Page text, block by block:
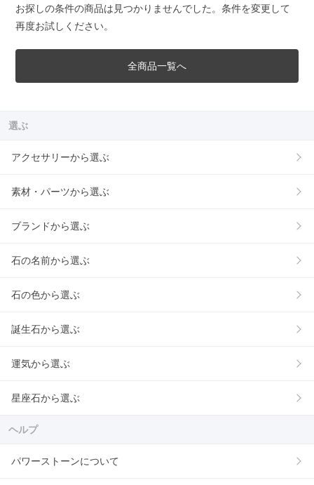
お探しの条件の商品は見つかりませんでした。条件を変更して
再度お試しください。
全商品一覧へ
選ぶ
アクセサリーから選ぶ
素材・パーツから選ぶ
ブランドから選ぶ
石の名前から選ぶ
石の色から選ぶ
誕生石から選ぶ
運気から選ぶ
星座石から選ぶ
ヘルプ
パワーストーンについて